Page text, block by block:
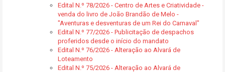
Edital N.º 78/2026 - Centro de Artes e Criatividade -
venda do livro de João Brandão de Melo -
"Aventuras e desventuras de um Rei do Carnaval"
Edital N.º 77/2026 - Publicitação de despachos
proferidos desde o início do mandato
Edital N.º 76/2026 - Alteração ao Alvará de
Loteamento
Edital N.º 75/2026 - Alteração ao Alvará de